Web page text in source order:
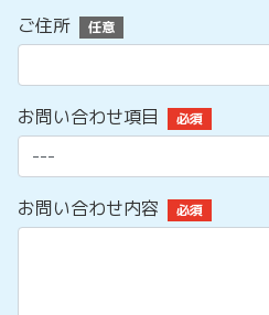
ご住所 任意
お問い合わせ項目 必須
お問い合わせ内容 必須